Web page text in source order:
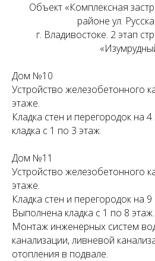
Объект «Комплексная
районе ул.
г. Владивостоке. 2 этап
Дом №10
Устройство железобетонного
этаже.
Кладка стен и перегородок на
кладка с 1 по 3 этаж.
Дом №11
Устройство железобетонного
этаже.
Кладка стен и перегородок на
Выполнена кладка с 1 по 8 этаж.
Монтаж инженерных систем
канализации, ливневой
отопления в подвале.